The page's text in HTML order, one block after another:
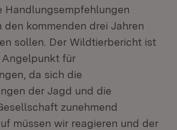
Handlungsempfehlungen
kommenden drei Jahren
sollen. Der Wildtierbericht ist
für
da sich die
der Jagd und die
zunehmend
müssen wir reagieren und der